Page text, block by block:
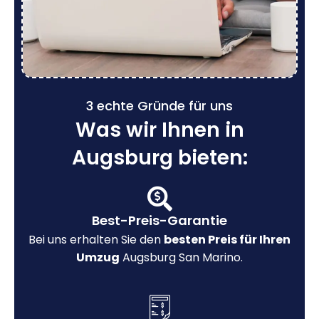
3 echte Gründe für uns
Was wir Ihnen in
Augsburg bieten:
Best-Preis-Garantie
Bei uns erhalten Sie den besten Preis für Ihren
Umzug Augsburg San Marino.